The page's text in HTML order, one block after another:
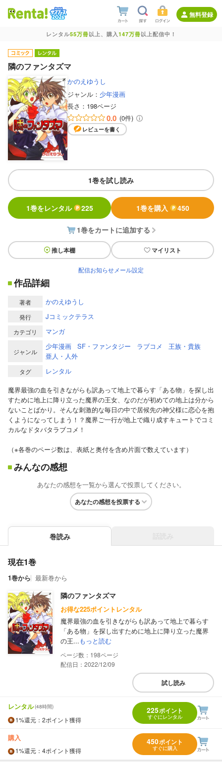
無料登録
レンタル55万冊以上、購入147万冊以上配信中！
隣のファンタズマ
かのえゆうし
ジャンル： 少年漫画
長さ： 198ページ
0.0 (0件)
レビューを書く
1巻を試し読み
1巻をレンタル 225 1巻を購入 450
1巻をカートに追加する
推し本棚 マイリスト
配信お知らせメール設定
作品詳細
著者 かのえゆうし
発行 Jコミックテラス
カテゴリ マンガ
ジャンル
少年漫画 SF・ファンタジー ラブコメ
王族・貴族
亜人・人外
タグ
レンタル
魔界最強の血を引きながらも訳あって地上で暮らす「ある物」を探し出
すために地上に降り立った魔界の王女、なのだが初めての地上は分から
ないことばかり。そんな刺激的な毎日の中で居候先の神父様に恋心を抱
くようになってしまう！？魔界ご一行が地上で織り成すキュートでコミ
カルなドタバタラブコメ！
（※各巻のページ数は、表紙と奥付を含め片面で数えています）
みんなの感想
あなたの感想を一覧から選んで投票してください。
あなたの感想を投票する
巻読み
現在1巻
1巻から 最新巻から
隣のファンタズマ
お得な225ポイントレンタル
魔界最強の血を引きながらも訳あって地上で暮らす
「ある物」を探し出すために地上に降り立った魔界
の王...もっと読む
198
配信日：2022/12/09
試し読み
レンタル(48時間)
1%還元 ：2ポイント獲得
225ポイント
すぐにレンタル
購入
1%還元 ：4ポイント獲得
450ポイント
すぐに購入